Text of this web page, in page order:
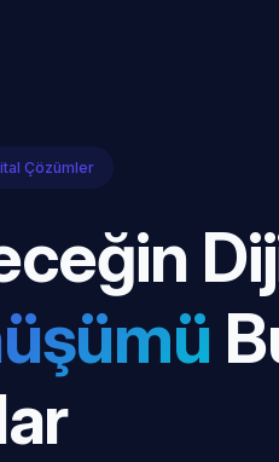
Çözümler